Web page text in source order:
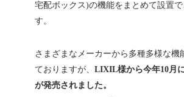
宅配ボックス)の機能をまとめて設置
す。
さまざまなメーカーから多種多様な機
ておりますが、 LIXIL様から今年10月
が発売されました。